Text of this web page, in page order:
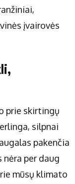
įvairovės
prie skirtingų
silpnai
pakenčia
nėra per daug
mūsų klimato